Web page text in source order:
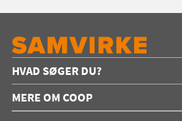
HVAD SØGER DU?
Opskrifter
MERE OM COOP